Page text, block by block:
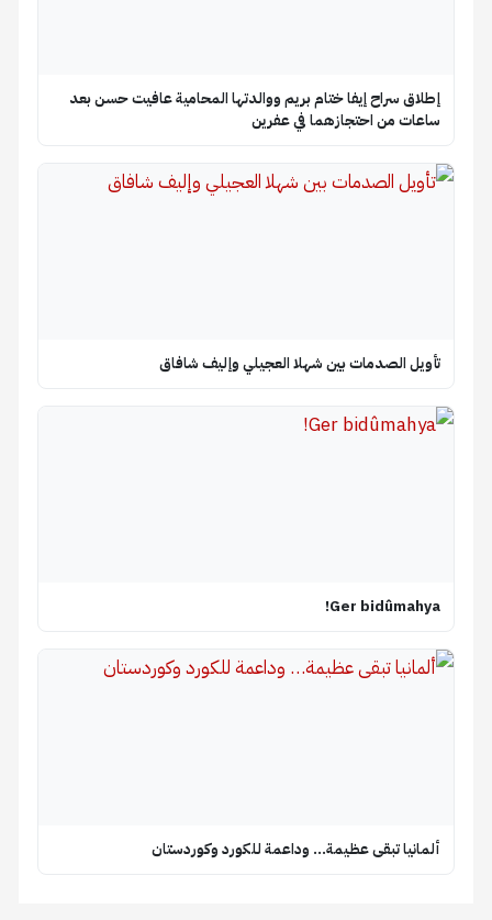
إطلاق سراح إيفا ختام بريم ووالدتها المحامية عافيت حسن بعد
ساعات من احتجازهما في عفرين
تأويل الصدمات بين شهلا العجيلي وإليف شافاق
Ger bidûmahya!
ألمانيا تبقى عظيمة… وداعمة للكورد وكوردستان